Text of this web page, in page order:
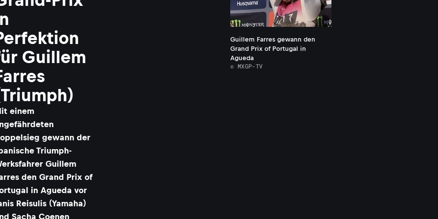
Guillem
einem
gewann der
Triumph-
Guillem
den Grand Prix of
in Agueda vor
Reisulis (Yamaha)
Sacha Coenen
Guillem Farres gewann den
Grand Prix of Portugal in
Agueda
© MXGP-TV